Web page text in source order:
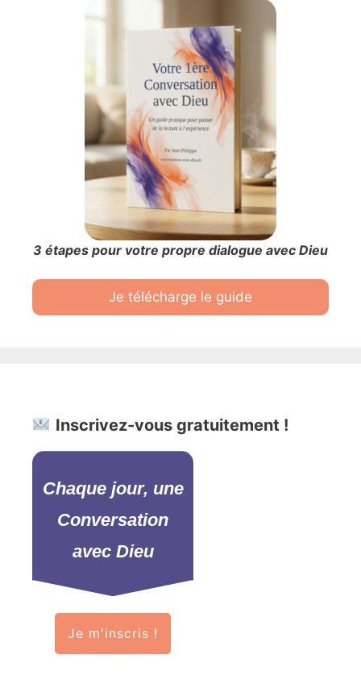
3 étapes pour votre propre dialogue avec Dieu
Je télécharge le guide
Inscrivez-vous gratuitement !
Chaque jour, une
Conversation
avec Dieu
Je m'inscris !